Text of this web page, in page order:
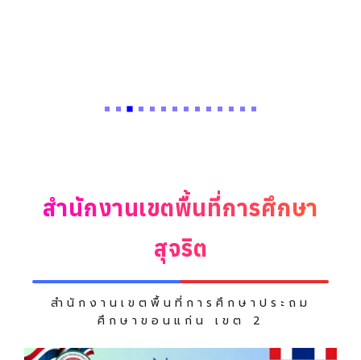
สำนักงานเขตพื้นที่การศึกษา
สุจริต
สำนักงานเขตพื้นที่การศึกษาประถม
ศึกษาขอนแก่น เขต 2